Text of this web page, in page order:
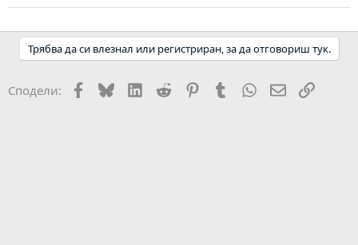
Трябва да си влезнал или регистриран, за да отговориш тук.
Сподели: Facebook
BlueskyLinkedIn
Reddit PinterestTumblr WhatsApp
EmailLink